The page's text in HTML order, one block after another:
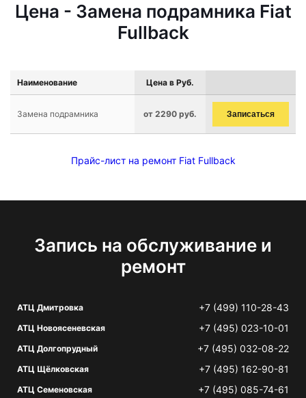
Цена - Замена подрамника Fiat
Fullback
Наименование Цена в Руб.
Замена подрамника от 2290 руб. Записаться
Прайс-лист на ремонт Fiat Fullback
Запись на обслуживание и
ремонт
АТЦ Дмитровка +7 (499) 110-28-43
АТЦ Новоясеневская +7 (495) 023-10-01
АТЦ Долгопрудный +7 (495) 032-08-22
АТЦ Щёлковская +7 (495) 162-90-81
АТЦ Семеновская +7 (495) 085-74-61